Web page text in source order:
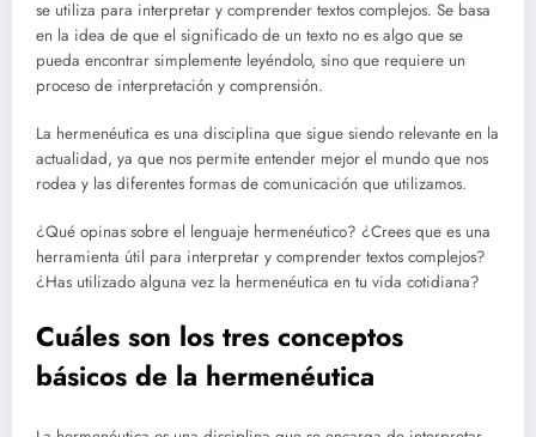
se utiliza para interpretar y comprender textos complejos. Se basa
en la idea de que el significado de un texto no es algo que se
pueda encontrar simplemente leyéndolo, sino que requiere un
proceso de interpretación y comprensión.
La hermenéutica es una disciplina que sigue siendo relevante en la
actualidad, ya que nos permite entender mejor el mundo que nos
rodea y las diferentes formas de comunicación que utilizamos.
¿Qué opinas sobre el lenguaje hermenéutico? ¿Crees que es una
herramienta útil para interpretar y comprender textos complejos?
¿Has utilizado alguna vez la hermenéutica en tu vida cotidiana?
Cuáles son los tres conceptos
básicos de la hermenéutica